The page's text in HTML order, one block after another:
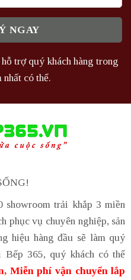
trợ quý khách hàng trong
có thể.
trải khắp 3 miền
phục vụ chuyên nghiệp, sản
hiệu hàng đầu sẽ làm quý
365, quý khách có thể
Miễn phí vận chuyển lắp